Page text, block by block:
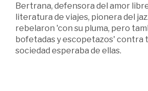
Bertrana, defensora del amor
literatura de viajes, pionera del
rebelaron 'con su pluma, pero
bofetadas y escopetazos' contra
sociedad esperaba de ellas.